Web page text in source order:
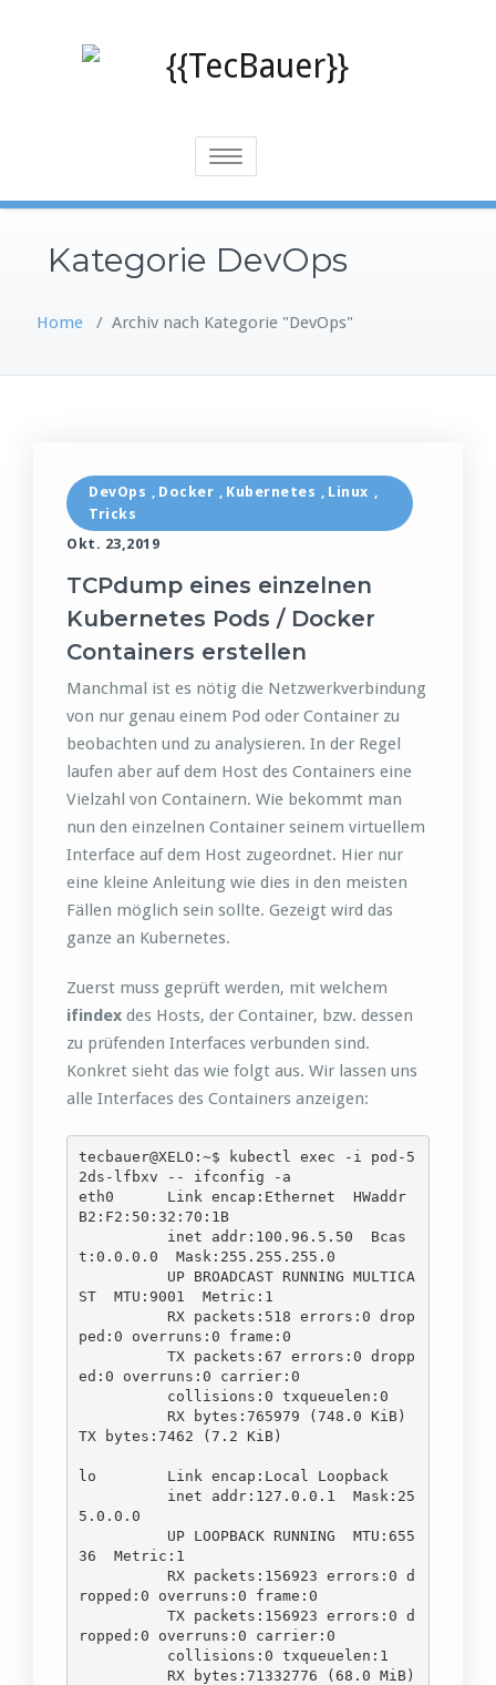
Toggle
Kategorie DevOps
Home / Archiv nach Kategorie "DevOps"
DevOps , Docker , Kubernetes , Linux ,
Tricks
Okt. 23,2019
TCPdump eines einzelnen
Kubernetes Pods / Docker
Containers erstellen
Manchmal ist es nötig die Netzwerkverbindung
von nur genau einem Pod oder Container zu
beobachten und zu analysieren. In der Regel
laufen aber auf dem Host des Containers eine
Vielzahl von Containern. Wie bekommt man
nun den einzelnen Container seinem virtuellem
Interface auf dem Host zugeordnet. Hier nur
eine kleine Anleitung wie dies in den meisten
Fällen möglich sein sollte. Gezeigt wird das
ganze an Kubernetes.
Zuerst muss geprüft werden, mit welchem
ifindex des Hosts, der Container, bzw. dessen
zu prüfenden Interfaces verbunden sind.
Konkret sieht das wie folgt aus. Wir lassen uns
alle Interfaces des Containers anzeigen:
tecbauer@XELO:~$ kubectl exec -i pod-5
2ds-lfbxv -- ifconfig -a
eth0      Link encap:Ethernet  HWaddr
B2:F2:50:32:70:1B
t:0.0.0.0  Mask:255.255.255.0
ST  MTU:9001  Metric:1
ped:0 overruns:0 frame:0
ed:0 overruns:0 carrier:0
TX bytes:7462 (7.2 KiB)
lo        Link encap:Local Loopback
5.0.0.0
36  Metric:1
ropped:0 overruns:0 frame:0
ropped:0 overruns:0 carrier:0